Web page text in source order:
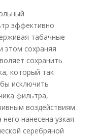
эффективно
табачные
этом сохраняя
сохранить
который так
исключить
фильтра,
воздействиям
нанесена узкая
серебряной